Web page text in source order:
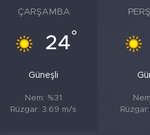
ÇARŞAMBA
24°
Güneşli
Nem: %31
Rüzgar: 3.69 m/s